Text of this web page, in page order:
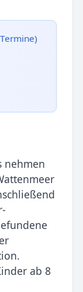
nehmen
ab 8